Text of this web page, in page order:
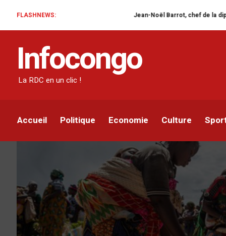
FLASHNEWS: Jean-Noël Barrot, chef de la diplomatie
Infocongo
La RDC en un clic !
Accueil Politique Economie Culture
Goma : collecte de
pour les fêtes de fin